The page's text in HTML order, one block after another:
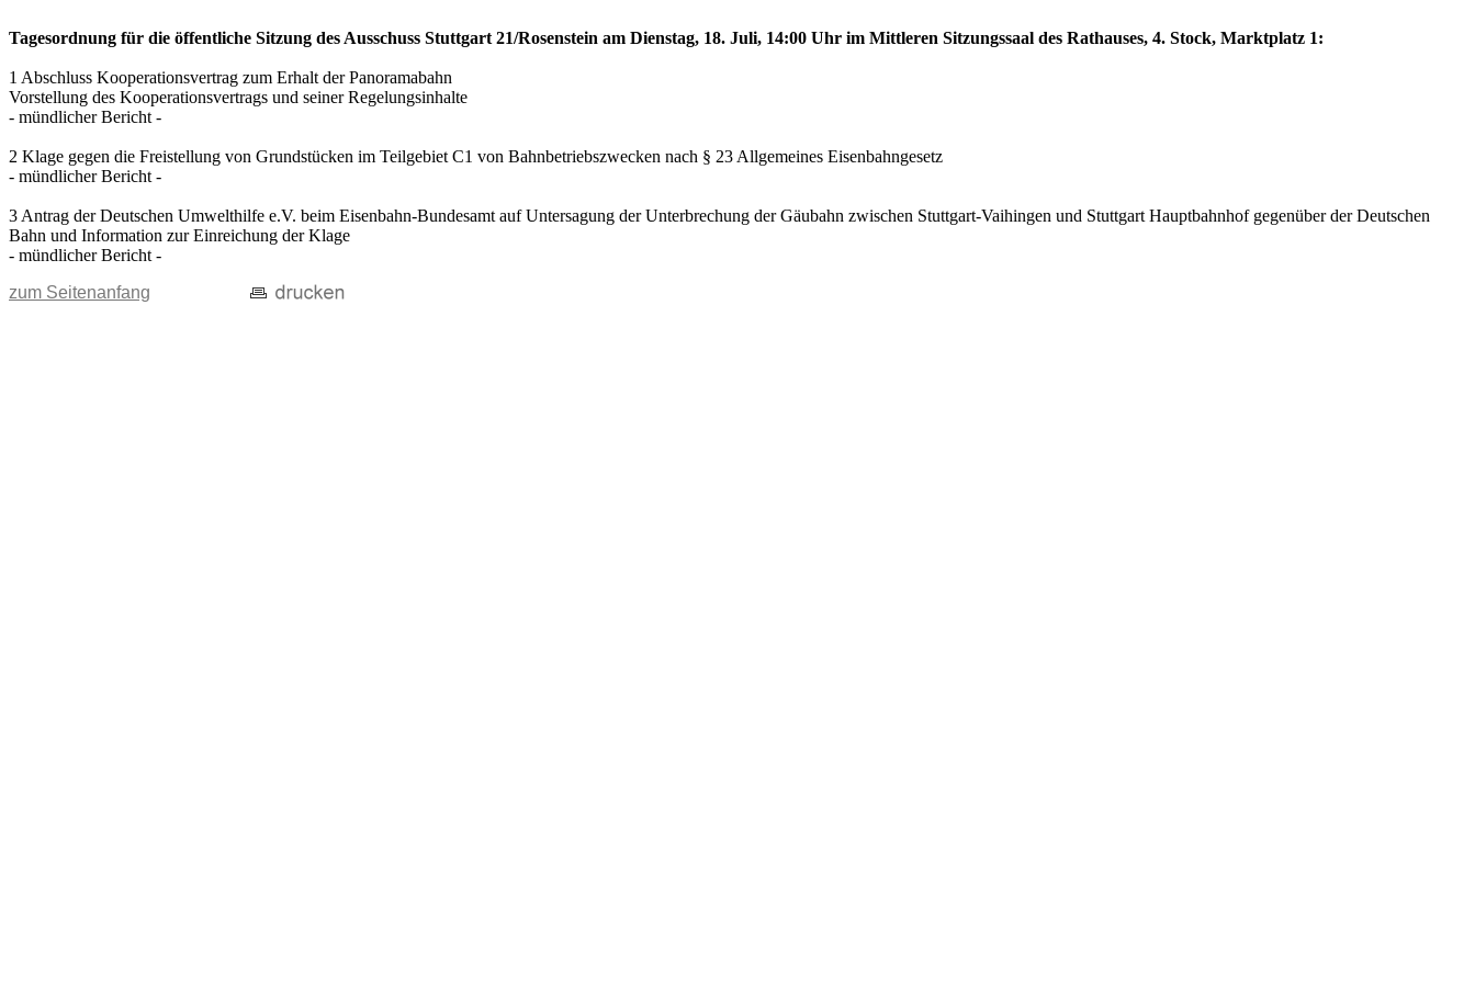
Tagesordnung für die öffentliche Sitzung des Ausschuss Stuttgart 21/Rosenstein am Dienstag, 18. Juli, 14:00 Uhr im Mittleren Sitzungssaal des Rathauses, 4. Stock, Marktplatz 1:
1 Abschluss Kooperationsvertrag zum Erhalt der Panoramabahn
Vorstellung des Kooperationsvertrags und seiner Regelungsinhalte
- mündlicher Bericht -
2 Klage gegen die Freistellung von Grundstücken im Teilgebiet C1 von Bahnbetriebszwecken nach § 23 Allgemeines Eisenbahngesetz
- mündlicher Bericht -
3 Antrag der Deutschen Umwelthilfe e.V. beim Eisenbahn-Bundesamt auf Untersagung der Unterbrechung der Gäubahn zwischen Stuttgart-Vaihingen und Stuttgart Hauptbahnhof gegenüber der Deutschen
Bahn und Information zur Einreichung der Klage
- mündlicher Bericht -
zum Seitenanfang